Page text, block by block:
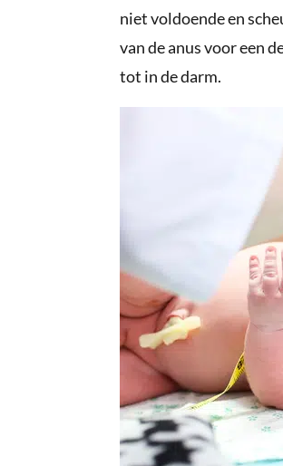
niet voldoende en
van de anus voor een
tot in de darm.